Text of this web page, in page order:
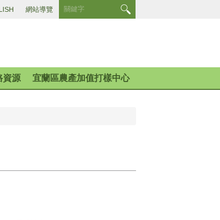
網站導覽
資源 宜蘭區農產加值打樣中心